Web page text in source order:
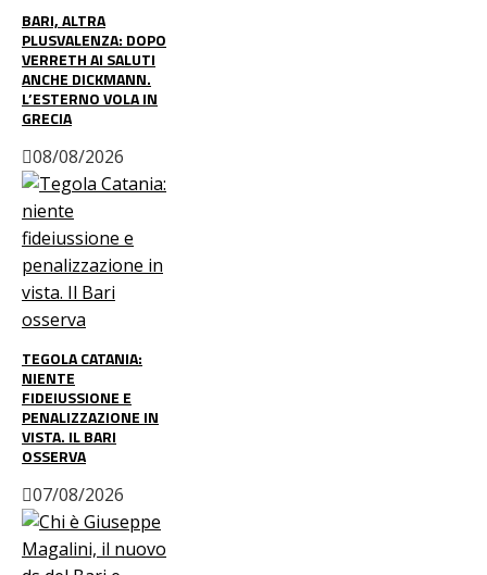
BARI, ALTRA
PLUSVALENZA: DOPO
VERRETH AI SALUTI
ANCHE DICKMANN.
L’ESTERNO VOLA IN
GRECIA
08/08/2026
TEGOLA CATANIA:
NIENTE
FIDEIUSSIONE E
PENALIZZAZIONE IN
VISTA. IL BARI
OSSERVA
07/08/2026